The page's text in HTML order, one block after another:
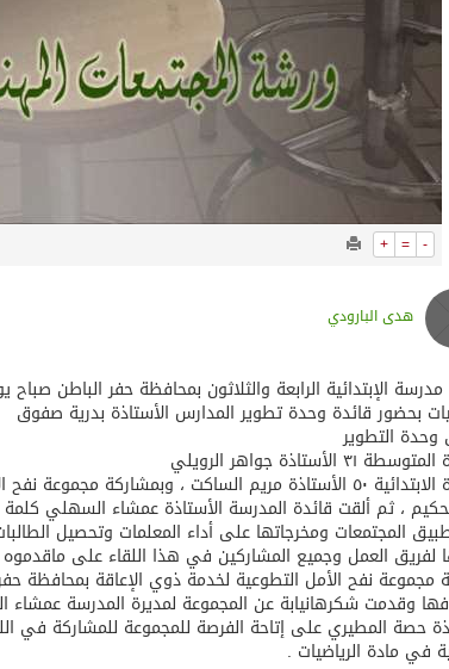
+ = -
هدى البارودي
الإبتدائية الرابعة والثلاثون بمحافظة حفر الباطن
بحضور قائدة وحدة تطوير المدارس الأستاذة بدرية صفوق
وحدة التطوير
٣١ الأستاذة جواهر الرويلي
وقائدة الابتدائية ٥٠ الأستاذة مريم الساكت ، وبمشاركة
، ثم ألقت قائدة المدرسة الأستاذة عمشاء السهلي
المجتمعات ومخرجاتها على أداء المعلمات وتحصيل
لفريق العمل وجميع المشاركين في هذا اللقاء على
نفح الأمل التطوعية لخدمة ذوي الإعاقة بمحافظة
وقدمت شكرهانيابة عن المجموعة لمديرة المدرسة عمشاء
حصة المطيري على إتاحة الفرصة للمجموعة للمشاركة في
في مادة الرياضيات .